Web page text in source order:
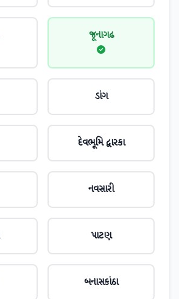
જૂનાગઢ
ડાંગ
દેવભૂમિ દ્વારકા
નવસારી
પાટણ
બનાસકાંઠા